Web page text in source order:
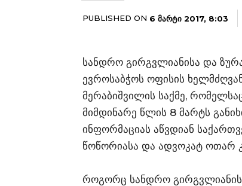
PUBLISHED ON 6 ᲛᲐᲠᲢᲘ 2017, 8:03
სანდრო გირგვლიანისა და
ევროსაბჭოს ოფისის
მერაბიშვილის საქმე,
მიმდინარე წლის 8 მარტს
ინფორმაციას აწვდიან
წოწორიასა და ადვოკატ ოთარ
როგორც სანდრო გირგვლიანის